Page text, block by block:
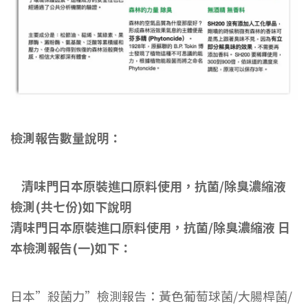
檢測報告數量說明：
清味門日本原裝進口原料使用，抗菌/除臭濃縮液
檢測(共七份)如下說明
清味門日本原裝進口原料使用，抗菌/除臭濃縮液 日
本檢測報告(一)如下：
日本”殺菌力”檢測報告：黃色葡萄球菌/大腸桿菌/